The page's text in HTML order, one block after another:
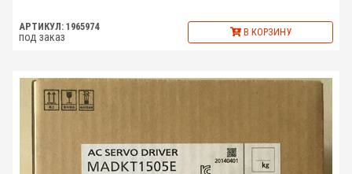
АРТИКУЛ: 1965974
под заказ В КОРЗИНУ